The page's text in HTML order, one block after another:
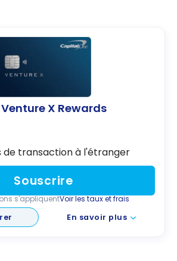
X Rewards
de transaction à l'étranger
Souscrire
s'appliquentVoir les taux et frais
En savoir plus